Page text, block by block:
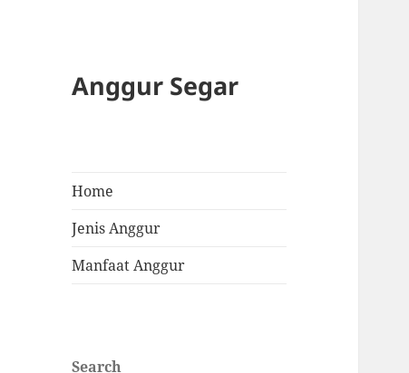
Anggur Segar
Home
Jenis Anggur
Manfaat Anggur
Search